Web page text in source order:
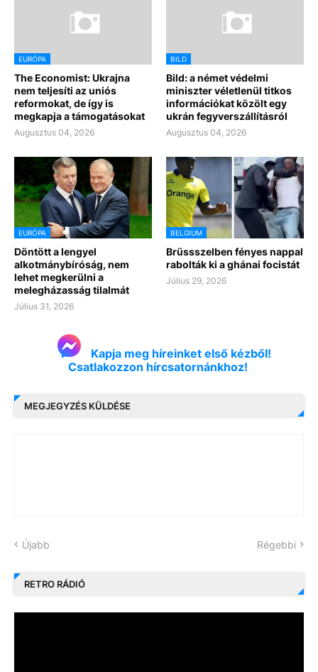
EURÓPA
The Economist: Ukrajna
nem teljesíti az uniós
reformokat, de így is
megkapja a támogatásokat
Augusztus 04, 2026
BILD
Bild: a német védelmi
miniszter véletlenül titkos
információkat közölt egy
ukrán fegyverszállításról
Augusztus 04, 2026
EURÓPA
Döntött a lengyel
alkotmánybíróság, nem
lehet megkerülni a
melegházasság tilalmát
Július 31, 2026
BELGIUM
Brüssszelben fényes nappal
rabolták ki a ghánai focistát
Július 29, 2026
Kapja meg híreinket első kézből!
Csatlakozzon hírcsatornánkhoz!
MEGJEGYZÉS KÜLDÉSE
Újabb Régebbi
RETRO RÁDIÓ